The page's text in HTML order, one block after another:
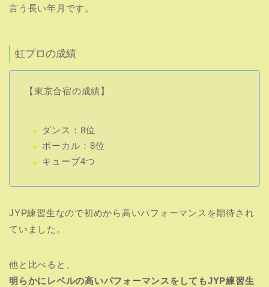
言う長い年月です。
虹プロの成績
【東京合宿の成績】
ダンス：8位
ボーカル：8位
キューブ4つ
JYP練習生なので初めから高いパフォーマンスを期待され
ていました。
他と比べると、
明らかにレベルの高いパフォーマンスをしてもJYP練習生